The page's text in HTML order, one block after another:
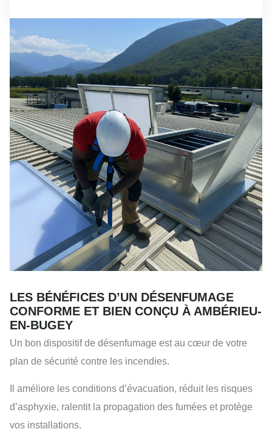
LES BÉNÉFICES D’UN DÉSENFUMAGE
CONFORME ET BIEN CONÇU À AMBÉRIEU-
EN-BUGEY
Un bon dispositif de désenfumage est au cœur de votre
plan de sécurité contre les incendies.
Il améliore les conditions d’évacuation, réduit les risques
d’asphyxie, ralentit la propagation des fumées et protège
vos installations.